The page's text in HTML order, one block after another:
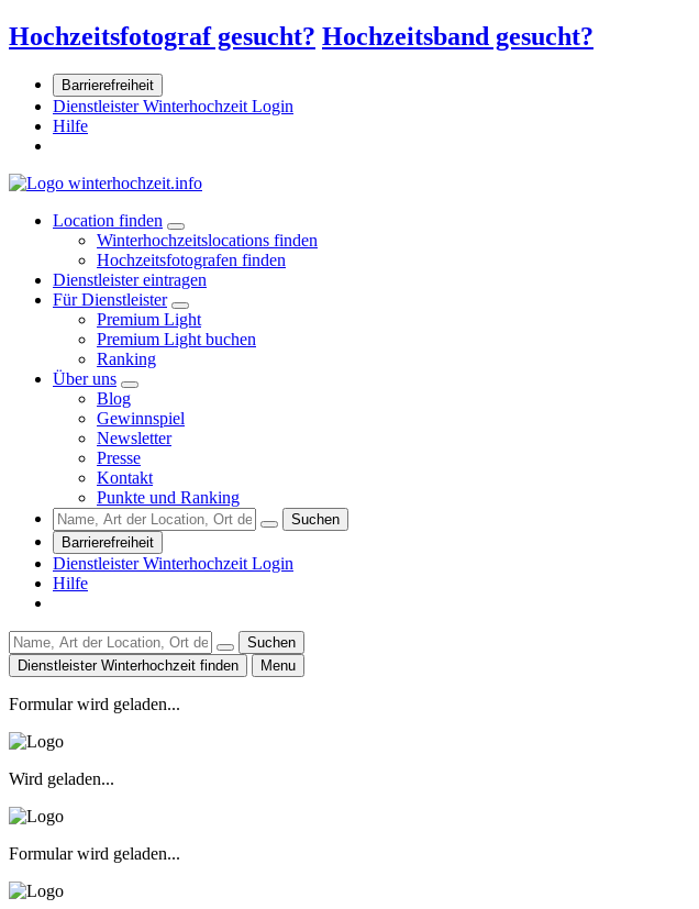
Hochzeitsfotograf gesucht? Hochzeitsband gesucht?
Barrierefreiheit
Dienstleister Winterhochzeit Login
Hilfe
Location finden
Winterhochzeitslocations finden
Hochzeitsfotografen finden
Dienstleister eintragen
Für Dienstleister
Premium Light
Premium Light buchen
Ranking
Über uns
Blog
Gewinnspiel
Newsletter
Presse
Kontakt
Punkte und Ranking
Suchen
Barrierefreiheit
Dienstleister Winterhochzeit Login
Hilfe
Suchen
Dienstleister Winterhochzeit finden
Menu
Formular wird geladen...
Wird geladen...
Formular wird geladen...